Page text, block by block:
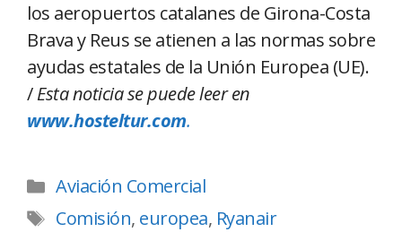
los aeropuertos catalanes de Girona-Costa
Brava y Reus se atienen a las normas sobre
ayudas estatales de la Unión Europea (UE).
/Esta noticia se puede leer en
www.hosteltur.com.
Aviación Comercial
Comisión, europea, Ryanair